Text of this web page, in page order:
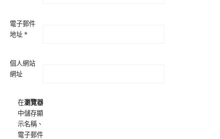
電子郵件
地址*
個人網站
網址
在瀏覽器
中儲存顯
示名稱、
電子郵件